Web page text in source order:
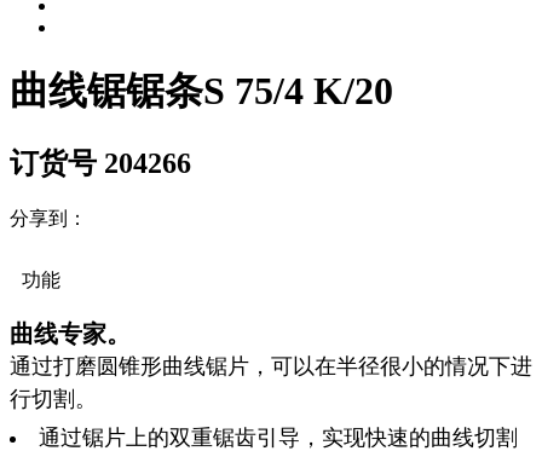
曲线锯锯条S 75/4 K/20
订货号 204266
分享到：
功能
曲线专家。
通过打磨圆锥形曲线锯片，可以在半径很小的情况下进
行切割。
通过锯片上的双重锯齿引导，实现快速的曲线切割